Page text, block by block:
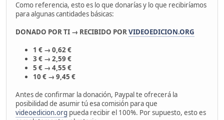
Como referencia, esto es lo que donarías y lo que recibiríamos
para algunas cantidades básicas:
DONADO POR TI → RECIBIDO PORVIDEOEDICION.ORG
1 € → 0,62 €
3 € → 2,59 €
5 € → 4,55 €
10 € → 9,45 €
Antes de confirmar la donación, Paypal te ofrecerá la
posibilidad de asumir tú esa comisión para que
videoedicion.org pueda recibir el 100%. Por supuesto, esto es